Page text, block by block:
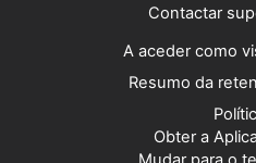
Contactar
A aceder como
Resumo da
Obter a